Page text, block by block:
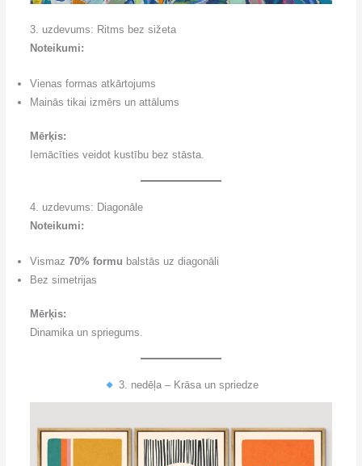
3. uzdevums: Ritms bez sižeta
Noteikumi:
Vienas formas atkārtojums
Mainās tikai izmērs un attālums
Mērķis:
Iemācīties veidot kustību bez stāsta.
4. uzdevums: Diagonāle
Noteikumi:
Vismaz 70% formu balstās uz diagonāli
Bez simetrijas
Mērķis:
Dinamika un spriegums.
3. nedēļa – Krāsa un spriedze